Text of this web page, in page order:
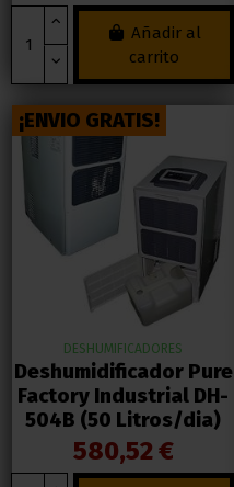
Añadir al
carrito
¡ENVIO GRATIS!
DESHUMIFICADORES
Deshumidificador Pure
Factory Industrial DH-
504B (50 Litros/dia)
580,52 €